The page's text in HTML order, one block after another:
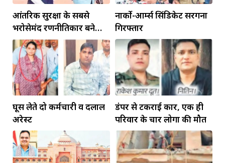
आंतरिक सुरक्षा के सबसे
भरोसेमंद रणनीतिकार बने
रहेंगे गोविंद मोहन
नार्को-आर्म्स सिंडिकेट सरगना
गिरफ्तार
घूस लेते दो कर्मचारी व दलाल
अरेस्ट
डंपर से टकराई कार, एक ही
परिवार के चार लोगों की मौत